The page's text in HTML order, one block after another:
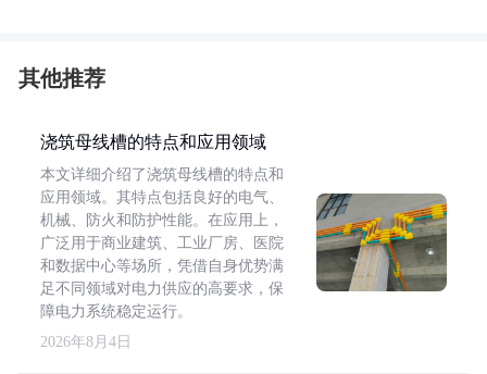
其他推荐
浇筑母线槽的特点和应用领域
本文详细介绍了浇筑母线槽的特点和
应用领域。其特点包括良好的电气、
机械、防火和防护性能。在应用上，
广泛用于商业建筑、工业厂房、医院
和数据中心等场所，凭借自身优势满
足不同领域对电力供应的高要求，保
障电力系统稳定运行。
2026年8月4日